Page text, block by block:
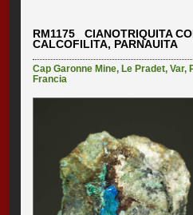
RM1175 CIANOTRIQUITA
CALCOFILITA, PARNAUITA
Cap Garonne Mine, Le Pradet,Var,
Francia